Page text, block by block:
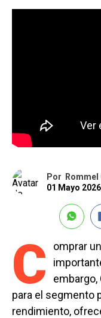
Por Rommel
01 Mayo
C
omprar
embargo,
para el segmento
rendimiento,